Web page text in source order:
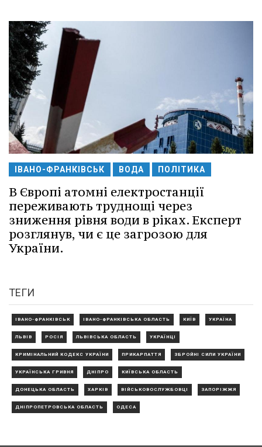
ІВАНО-ФРАНКІВСЬК ВОДА ПОЛІТИКА
В Європі атомні електростанції
переживають труднощі через
зниження рівня води в ріках. Експерт
розглянув, чи є це загрозою для
України.
ТЕГИ
ІВАНО-ФРАНКІВСЬК ІВАНО-ФРАНКІВСЬКА ОБЛАСТЬ КИЇВ УКРАЇНА
ЛЬВІВ РОСІЯ ЛЬВІВСЬКА ОБЛАСТЬ УКРАЇНЦІ
КРИМІНАЛЬНИЙ КОДЕКС УКРАЇНИ ПРИКАРПАТТЯ ЗБРОЙНІ СИЛИ УКРАЇНИ
УКРАЇНСЬКА ГРИВНЯ ДНІПРО КИЇВСЬКА ОБЛАСТЬ
ДОНЕЦЬКА ОБЛАСТЬ ХАРКІВ ВІЙСЬКОВОСЛУЖБОВЦІ ЗАПОРІЖЖЯ
ДНІПРОПЕТРОВСЬКА ОБЛАСТЬ ОДЕСА